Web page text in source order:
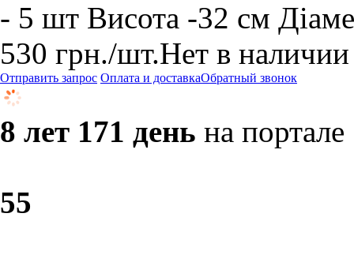
- 5 шт Висота -32 см
530 грн./шт.Нет в наличии
Отправить запрос Оплата и доставкаОбратный звонок
8 лет 171 день на портале
55